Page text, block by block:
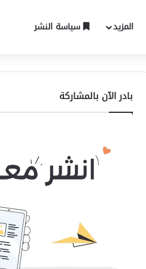
المزيد سياسة النشر
بادر الآن بالمشاركة